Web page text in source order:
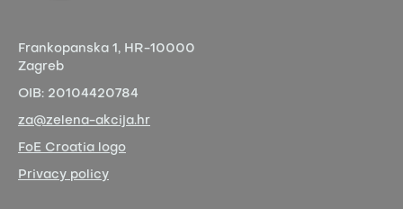
Frankopanska 1, HR-10000
Zagreb
OIB: 20104420784
za@zelena-akcija.hr
FoE Croatia logo
Privacy policy